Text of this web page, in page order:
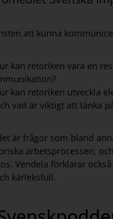
att kunna
kan retoriken vara en
kan retoriken utveckla
vad är viktigt att tänka
är frågor som bland
arbetsprocessen,
Vendela förklarar
kärleksfull.